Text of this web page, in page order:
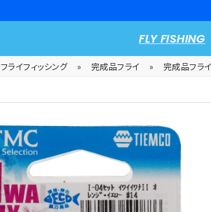
FLY FISHING
フライフィッシング » 完成品フライ » 完成品フラ